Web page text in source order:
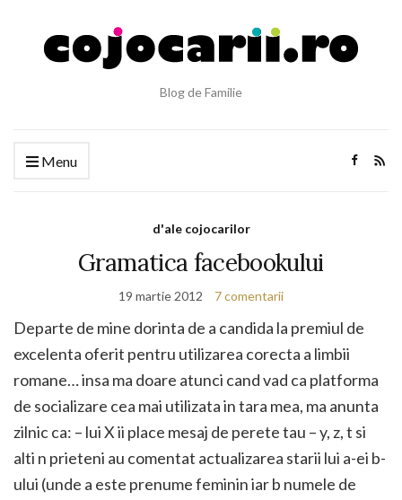
Blog de Familie
Menu
d'ale cojocarilor
Gramatica facebookului
19 martie 2012 7 comentarii
Departe de mine dorinta de a candida la premiul de
excelenta oferit pentru utilizarea corecta a limbii
romane… insa ma doare atunci cand vad ca platforma
de socializare cea mai utilizata in tara mea, ma anunta
zilnic ca: – lui X ii place mesaj de perete tau – y, z, t si
alti n prieteni au comentat actualizarea starii lui a-ei b-
ului (unde a este prenume feminin iar b numele de